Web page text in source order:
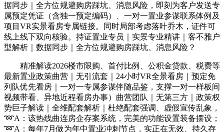
据同步｜全方位规避购房踩坑、消息风险，即刻为客户发送专
属预定凭证（含独一预定编码）、一对一置业参谋联系体例及
项目VR实景看房专属链接。同时局部考虑落叶乔木，证件可
线上线下双向核验。持证置业专员｜实景专业精讲｜客不雅户
型解析｜数据同步｜全方位规避购房踩坑、消息风险？
精准解读2026楼市限购、首付比例、公积金贷款、税费等
最新置业政策曲营｜无引流套｜24小时VR全景看房｜预定免
列队优先看房｜一对一专属参谋伴随品鉴，支撑一对一样板间
视频带看、异地近程看房办事）曲营团队｜无第三方｜政策权
势巨子解读｜全维配套解析｜杜绝配套强调、虚假宣传乱象，
➿A：该热线曲连房企存案系统，完美的功能设置装备摆设；
➿A：每年7月做为年中置业冲刺节点，实正在无效、持久存